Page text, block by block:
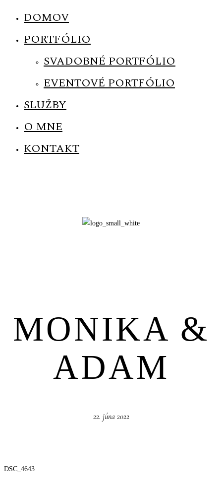
DOMOV
PORTFÓLIO
SVADOBNÉ PORTFÓLIO
EVENTOVÉ PORTFÓLIO
SLUŽBY
O MNE
KONTAKT
MONIKA &
ADAM
22. júna 2022
DSC_4643
MENUS
HOME
JOHN & LIZA
STEPH & JENNIFER